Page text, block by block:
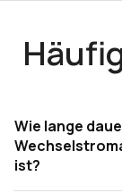
Wie lange
ist?